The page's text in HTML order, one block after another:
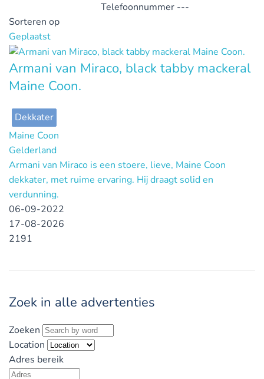
Telefoonnummer ---
Sorteren op
Geplaatst
Armani van Miraco, black tabby mackeral
Maine Coon.
Dekkater
Maine Coon
Gelderland
Armani van Miraco is een stoere, lieve, Maine Coon
dekkater, met ruime ervaring. Hij draagt solid en
verdunning.
06-09-2022
17-08-2026
2191
Zoek in alle advertenties
Zoeken
Location
Adres bereik